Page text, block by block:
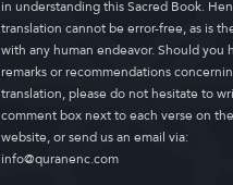
in understanding this Sacred Book.
translation cannot be error-free, as is
with any human endeavor. Should you
remarks or recommendations
translation, please do not hesitate to
comment box next to each verse on the
website, or send us an email via:
info@quranenc.com